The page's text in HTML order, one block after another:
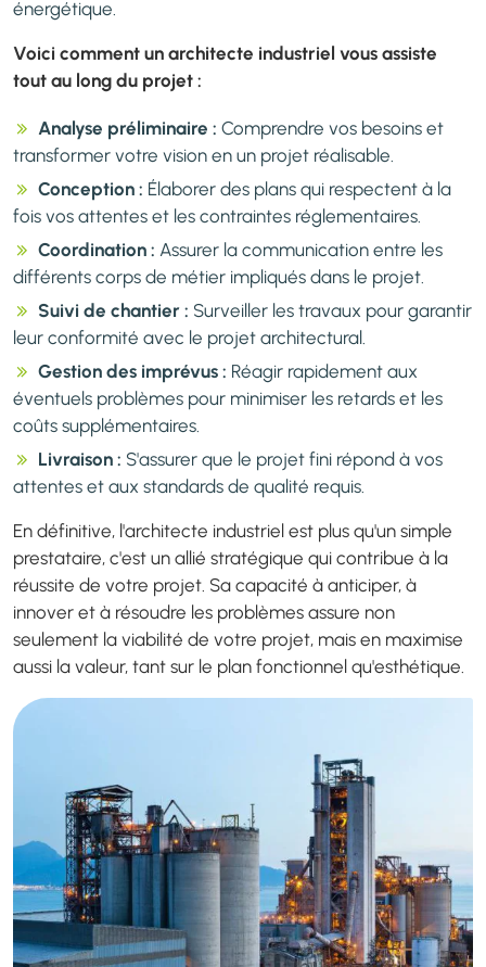
énergétique.
Voici comment un architecte industriel vous assiste
tout au long du projet :
Analyse préliminaire : Comprendre vos besoins et
transformer votre vision en un projet réalisable.
Conception : Élaborer des plans qui respectent à la
fois vos attentes et les contraintes réglementaires.
Coordination : Assurer la communication entre les
différents corps de métier impliqués dans le projet.
Suivi de chantier : Surveiller les travaux pour garantir
leur conformité avec le projet architectural.
Gestion des imprévus : Réagir rapidement aux
éventuels problèmes pour minimiser les retards et les
coûts supplémentaires.
Livraison : S'assurer que le projet fini répond à vos
attentes et aux standards de qualité requis.
En définitive, l'architecte industriel est plus qu'un simple
prestataire, c'est un allié stratégique qui contribue à la
réussite de votre projet. Sa capacité à anticiper, à
innover et à résoudre les problèmes assure non
seulement la viabilité de votre projet, mais en maximise
aussi la valeur, tant sur le plan fonctionnel qu'esthétique.